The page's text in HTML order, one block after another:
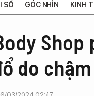
SỐ GÓC NHÌN KINH
Shop
do